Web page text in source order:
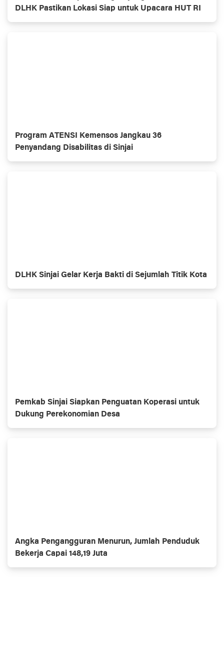
DLHK Pastikan Lokasi Siap untuk Upacara HUT RI
Program ATENSI Kemensos Jangkau 36
Penyandang Disabilitas di Sinjai
DLHK Sinjai Gelar Kerja Bakti di Sejumlah Titik Kota
Pemkab Sinjai Siapkan Penguatan Koperasi untuk
Dukung Perekonomian Desa
Angka Pengangguran Menurun, Jumlah Penduduk
Bekerja Capai 148,19 Juta